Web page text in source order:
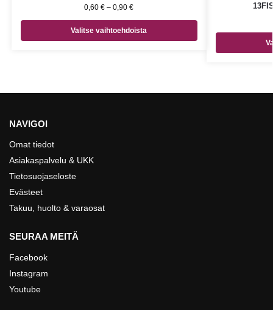
0,60€ – 0,90€
Valitse vaihtoehdoista
NAVIGOI
Omat tiedot
Asiakaspalvelu & UKK
Tietosuojaseloste
Evästeet
Takuu, huolto & varaosat
SEURAA MEITÄ
Facebook
Instagram
Youtube